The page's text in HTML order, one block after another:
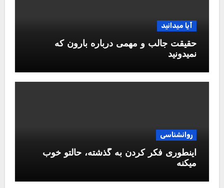
آیا میدانید
حقیقت جالب و مهمی درباره بارون که
نمیدونید
روانشناسی
اینطوری فکر کردن به گذشته، حالتو خوب
میکنه